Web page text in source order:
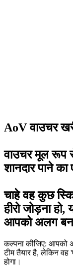
AoV वाउचर
वाउचर मूल रूप
शानदार पाने
चाहे वह कुछ
हीरो जोड़ना
आपको अलग
कल्पना कीजिए: आपको
टीम तैयार है, लेकिन वह
होगा।